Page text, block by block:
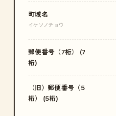
町域名
イケソノチョウ
郵便番号（7桁） (7
桁)
（旧）郵便番号（5
桁） (5桁)